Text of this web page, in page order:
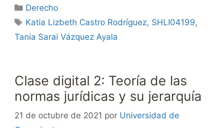
Categorías
Derecho
Etiquetas
Katia Lizbeth Castro Rodríguez, SHLI04199,
Tania Sarai Vázquez Ayala
Clase digital 2: Teoría de las
normas jurídicas y su jerarquía
21 de octubre de 2021 por Universidad de